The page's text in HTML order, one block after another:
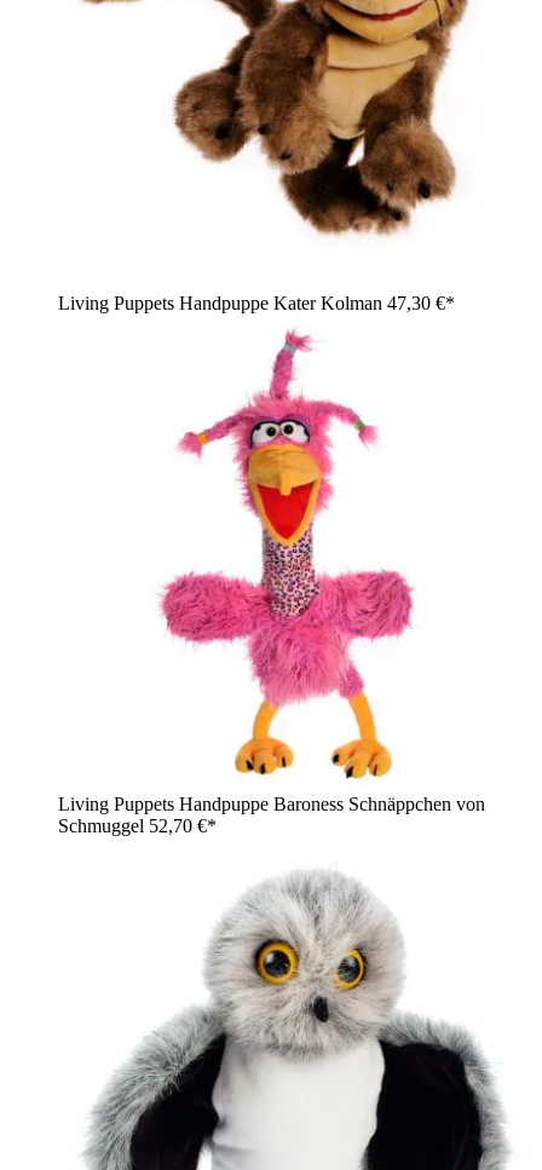
Living Puppets Handpuppe Kater Kolman 47,30 €*
Living Puppets Handpuppe Baroness Schnäppchen von
Schmuggel 52,70 €*